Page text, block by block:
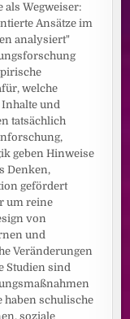
Wegweiser:
Ansätze im
analysiert"
welche
und
tatsächlich
geben Hinweise
Denken,
gefördert
um reine
von
und
Veränderungen
Studien sind
haben schulische
soziale